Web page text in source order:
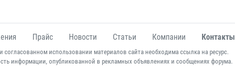
Прайс Новости Статьи Компании Контакты
использовании материалов сайта необходима ссылка на ресурс.
информации, опубликованной в рекламных объявлениях и сообщениях форума.